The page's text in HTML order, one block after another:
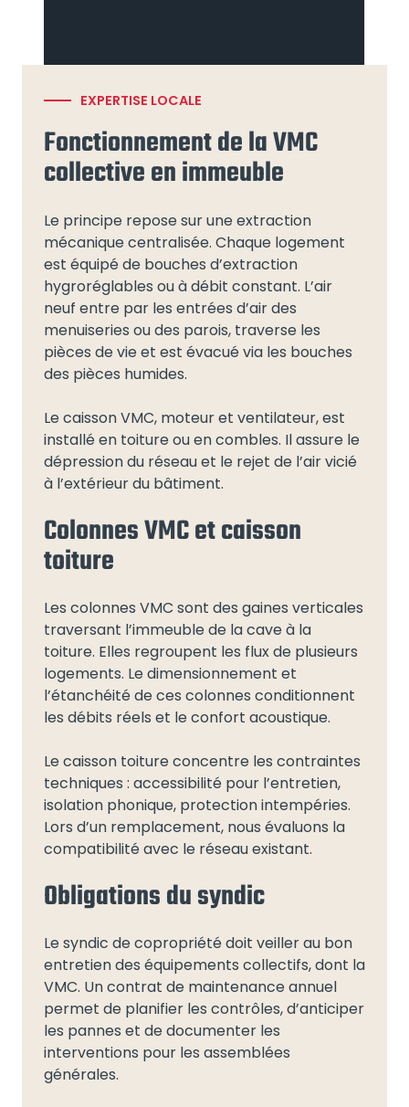
EXPERTISE LOCALE
Fonctionnement de la VMC
collective en immeuble
Le principe repose sur une extraction
mécanique centralisée. Chaque logement
est équipé de bouches d’extraction
hygroréglables ou à débit constant. L’air
neuf entre par les entrées d’air des
menuiseries ou des parois, traverse les
pièces de vie et est évacué via les bouches
des pièces humides.
Le caisson VMC, moteur et ventilateur, est
installé en toiture ou en combles. Il assure le
dépression du réseau et le rejet de l’air vicié
à l’extérieur du bâtiment.
Colonnes VMC et caisson
toiture
Les colonnes VMC sont des gaines verticales
traversant l’immeuble de la cave à la
toiture. Elles regroupent les flux de plusieurs
logements. Le dimensionnement et
l’étanchéité de ces colonnes conditionnent
les débits réels et le confort acoustique.
Le caisson toiture concentre les contraintes
techniques : accessibilité pour l’entretien,
isolation phonique, protection intempéries.
Lors d’un remplacement, nous évaluons la
compatibilité avec le réseau existant.
Obligations du syndic
Le syndic de copropriété doit veiller au bon
entretien des équipements collectifs, dont la
VMC. Un contrat de maintenance annuel
permet de planifier les contrôles, d’anticiper
les pannes et de documenter les
interventions pour les assemblées
générales.